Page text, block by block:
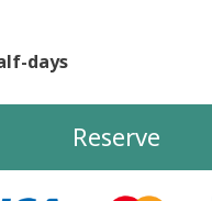
days
Reserve